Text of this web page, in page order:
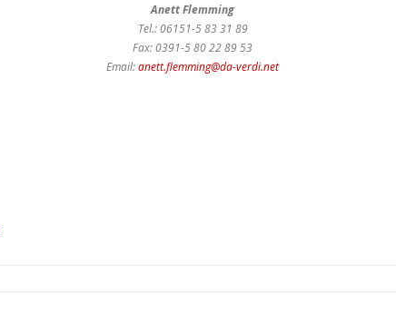
Anett Flemming
Tel.: 06151-5 83 31 89
Fax: 0391-5 80 22 89 53
Email:anett.flemming@da-verdi.net